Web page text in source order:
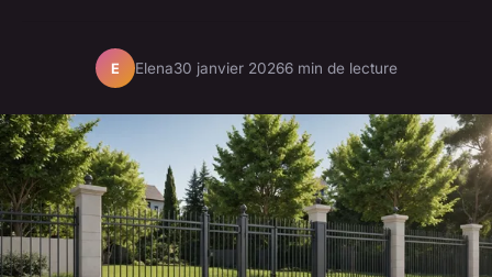
E Elena30 janvier 20266 min de lecture